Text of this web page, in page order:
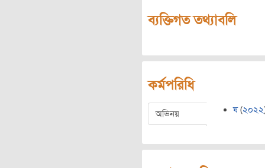
ব্যক্তিগত তথ্যাবলি
কর্মপরিধি
অভিনয় ষ(২০২২